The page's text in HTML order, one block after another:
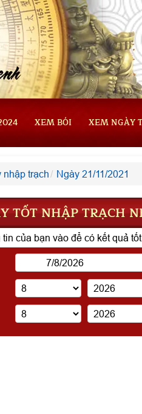
XEM BÓI XEM NGÀY
nhập trạch Ngày 21/11/2021
TỐT NHẬP TRẠCH
của bạn vào để có kết quả